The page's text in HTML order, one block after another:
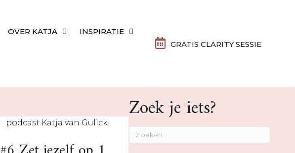
OVER KATJA INSPIRATIE
GRATIS CLARITY SESSIE
Zoek je iets?